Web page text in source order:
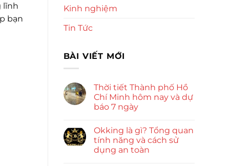
lĩnh
bạn
Kinh nghiệm
Tin Tức
BÀI VIẾT MỚI
Thời tiết Thành phố Hồ
Chí Minh hôm nay và dự
báo 7 ngày
Okking là gì? Tổng quan
tính năng và cách sử
dụng an toàn